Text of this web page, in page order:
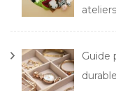
Guide